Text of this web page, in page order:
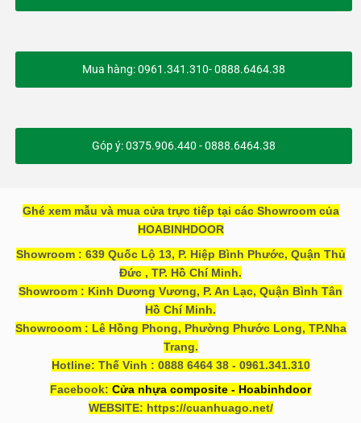
Mua hàng: 0961.341.310- 0888.6464.38
Góp ý: 0375.906.440 - 0888.6464.38
Ghé xem mẫu và mua cửa trực tiếp tại các Showroom của
HOABINHDOOR
Showroom : 639 Quốc Lộ 13, P. Hiệp Bình Phước, Quận Thủ
Đức , TP. Hồ Chí Minh.
Showroom : Kinh Dương Vương, P. An Lạc, Quận Bình Tân
Hồ Chí Minh.
Showrooom : Lê Hồng Phong, Phường Phước Long, TP.Nha
Trang.
Hotline: Thế Vinh : 0888 6464 38 - 0961.341.310
Facebook: Cửa nhựa composite - Hoabinhdoor
WEBSITE: https://cuanhuago.net/